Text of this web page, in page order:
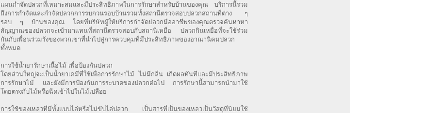
แผนกำจัดปลวกที่เหมาะสมและมีประสิทธิภาพในการรักษาสำหรับบ้านของคุณ บริการนี้รวม
ถึงการกำจัดและกำจัดปลวกการรบกวนรอบบ้านรวมทั้งสถานีตรวจสอบปลวกสถานที่ต่าง ๆ
รอบ ๆ บ้านของคุณ โดยที่บริษัทผู้ให้บริการกำจัดปลวกมืออาชีพของคุณตรวจค้นหาหา
สัญญาณของปลวกจะเข้ามาแทนที่สถานีตรวจสอบกับสถานีเหยื่อ ปลวกกินเหยื่อที่จะใช้ร่วม
กันกับเพื่อนร่วมรังของพวกเขาที่นำไปสู่การควบคุมที่มีประสิทธิภาพของอาณานิคมปลวก
ทั้งหมด
การใช้น้ำยารักษาเนื้อไม้ เพื่อป้องกันปลวก
โดยส่วนใหญ่จะเป็นน้ำยาเคมีที่ใช้เพื่อการรักษาไม้ ไม่มีกลิ่น เกิดผลทันทีและมีประสิทธิภาพ
การรักษาไม้ และยังมีการป้องกันการระบาดของปลวกต่อไป การรักษานี้สามารถนำมาใช้
โดยตรงกับไม้หรือฉีดเข้าไปในไม้เปลือย
การใช้ของเหลวที่มีทั้งแบบไล่หรือไม่ขับไล่ปลวก เป็นสารที่เป็นของเหลวเป็นวัสดุที่นิยมใช้